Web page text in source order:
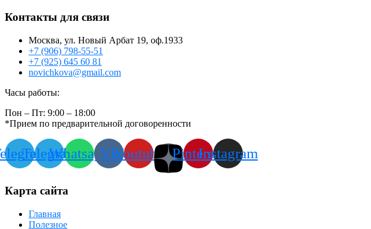
Контакты для связи
Москва, ул. Новый Арбат 19, оф.1933
+7 (906) 798-55-51
+7 (925) 645 60 81
novichkova@gmail.com
Часы работы:
Пон – Пт: 9:00 – 18:00
*Прием по предварительной договоренности
TelegramWhatsappVkYoutube PinterestInstagram
Карта сайта
Главная
Полезное